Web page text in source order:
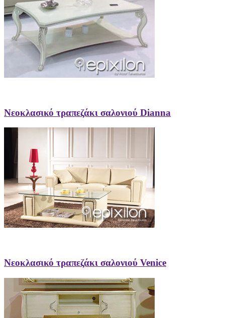
Νεοκλασικό τραπεζάκι σαλονιού Dianna
Νεοκλασικό τραπεζάκι σαλονιού Venice